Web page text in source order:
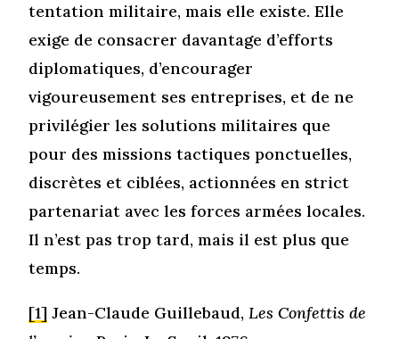
tentation militaire, mais elle existe. Elle
exige de consacrer davantage d’efforts
diplomatiques, d’encourager
vigoureusement ses entreprises, et de ne
privilégier les solutions militaires que
pour des missions tactiques ponctuelles,
discrètes et ciblées, actionnées en strict
partenariat avec les forces armées locales.
Il n’est pas trop tard, mais il est plus que
temps.
[1] Jean-Claude Guillebaud,Les Confettis de